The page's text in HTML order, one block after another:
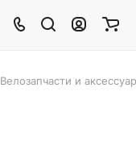
Велозапчасти и